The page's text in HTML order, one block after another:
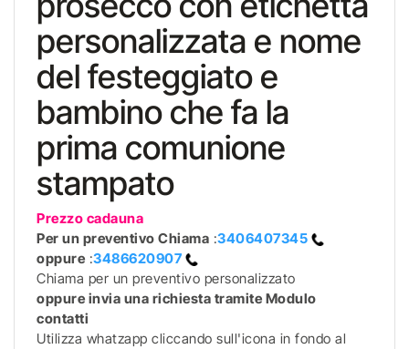
personalizzata e nome
del festeggiato e
bambino che fa la
prima comunione
stampato
Prezzo cadauna
Per un preventivo Chiama :3406407345
oppure :3486620907
Chiama per un preventivo personalizzato
oppure invia una richiesta tramite Modulo
contatti
Utilizza whatzapp cliccando sull'icona in fondo al